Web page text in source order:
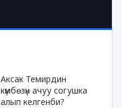
Аксак Темирдин
күмбөзүн ачуу согушка
алып келгенби?